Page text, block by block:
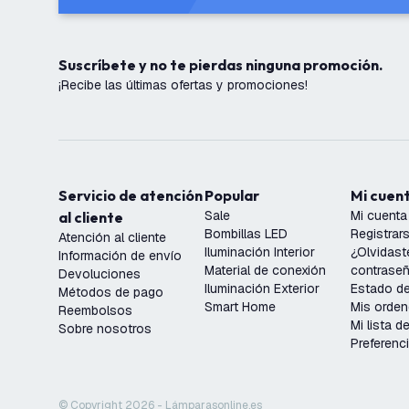
Suscríbete y no te pierdas ninguna promoción.
¡Recibe las últimas ofertas y promociones!
Servicio de atención
al cliente
Atención al cliente
Información de envío
Devoluciones
Métodos de pago
Reembolsos
Sobre nosotros
Popular
Sale
Bombillas LED
Iluminación Interior
Material de conexión
Iluminación Exterior
Smart Home
Mi
Mi cuenta
Estado
Mis
Mi lista
© Copyright 2026 - Lámparasonline.es